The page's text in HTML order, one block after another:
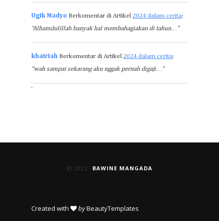
Ugik Madyo Berkomentar di Artikel 2024 dalam cerita:
“Alhamdulillah banyak hal membahagiakan di tahun…”
khairiah Berkomentar di Artikel 2024 dalam cerita:
“wah sampai sekarang aku nggak pernah digaji…”
`
© 2022 - BAWINE MANGADA
Created with byBeautyTemplates